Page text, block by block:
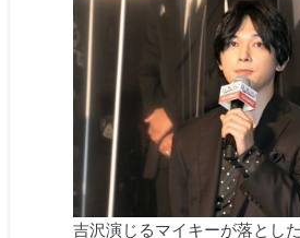
吉沢演じるマイキーが落とし